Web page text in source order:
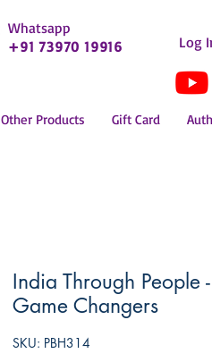
Whatsapp
+91 73970 19916
Log
Other Products Gift Card
India Through People
Game Changers
SKU: PBH314